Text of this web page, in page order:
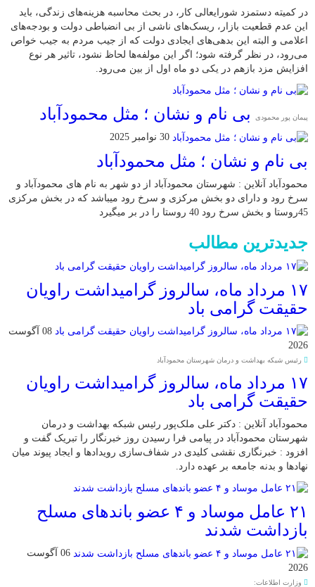
در کمیته دستمزد شورایعالی کار، در بحث محاسبه هزینه‌های زندگی، باید
این عدم قطعیت بازار، ریسک‌های ناشی از بی انضباطی دولت و بودجه‌های
اعلامی و البته این بدهی‌های ایجادی دولت که از جیب مردم به جیب خواص
می‌رود، در نظر گرفته شود؛ اگر این مولفه‌ها لحاظ نشود، تاثیر هر نوع
افزایش مزد بازهم در یکی دو ماه اول از بین می‌رود.
پیمان پور محمودی بی نام و نشان ؛ مثل محمودآباد
30 نوامبر 2025
بی نام و نشان ؛ مثل محمودآباد
محمودآباد آنلاین : شهرستان محمودآباد از دو شهر به نام های محمودآباد و
‌سرخ رود و دارای دو بخش مرکزی و سرخ رود میباشد که در بخش مرکزی
45روستا و بخش سرخ رود 40 روستا را در بر میگیرد
جدیدترین مطالب
۱۷ مرداد ماه، سالروز گرامیداشت راویان
حقیقت گرامی باد
08 آگوست
2026
رئیس شبکه بهداشت و درمان شهرستان محمودآباد
۱۷ مرداد ماه، سالروز گرامیداشت راویان
حقیقت گرامی باد
محمودآباد آنلاین : دکتر علی ملک‌پور رئیس شبکه بهداشت و درمان
شهرستان محمودآباد در پیامی فرا رسیدن روز خبرنگار را تبریک گفت و
افزود : خبرنگاری نقشی کلیدی در شفاف‌سازی رویدادها و ایجاد پیوند میان
نهادها و بدنه جامعه بر عهده دارد.
۲۱ عامل موساد و ۴ عضو باند‌های مسلح
بازداشت شدند
06 آگوست
2026
وزارت اطلاعات: